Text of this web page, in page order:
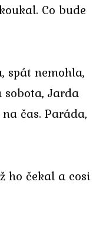
Co bude
spát nemohla,
Jarda
čas. Paráda,
ho čekal a cosi